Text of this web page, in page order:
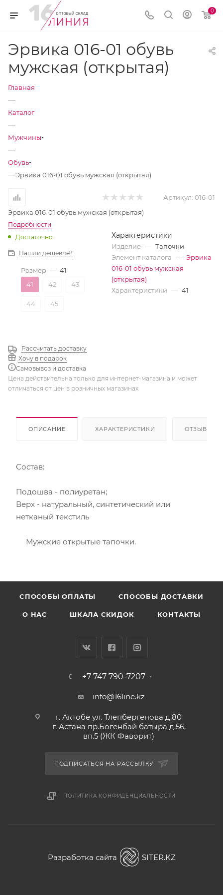
0
Эрвика 016-01 обувь
мужская (открытая)
Главная
—
Каталог
—
Мужчины
—
Обувь
—Эрвика 016-01 обувь мужская (открытая)
Артикул: 016-01
Эрвика 016-01 обувь мужская (открытая)
Подробности
Достаточно
Нашли дешевле?
Размер — 41
41
42 43
44 45
Рассчитать доставку
Хочу в подарок
Самовывоз и доставка
Характеристики
Изделие — Тапочки
Элемент каталога — Эрвика
016-01 обувь мужская
(открытая)
Характеристики — 41
Цена действительна только для интернет-магазина и может
отличаться от цен в розничных магазинах
ОПИСАНИЕ ХАРАКТЕРИСТИКИ ОТЗЫВЫ
Состав:
Подошва - полиуретан;
Верх - натуральный, синтетический или
нетканый текстиль
Мужские открытые тапочки.
CПОСОБЫ ОПЛАТЫ СПОСОБЫ ДОСТАВКИ
О НАС ШКАЛА СКИДОК КОНТАКТЫ
+7 747 790-7207
info@16line.kz
г. Актобе ул. Тлепбергенова д.80
г. Астана пр.Богенбай батыра д.56,
вп.5 (ЖК Фаворит)
ПОДПИСАТЬСЯ НА РАССЫЛКУ
ПОЛИТИКА КОНФИДЕНЦИАЛЬНОСТИ
Разработка сайта SITER.KZ